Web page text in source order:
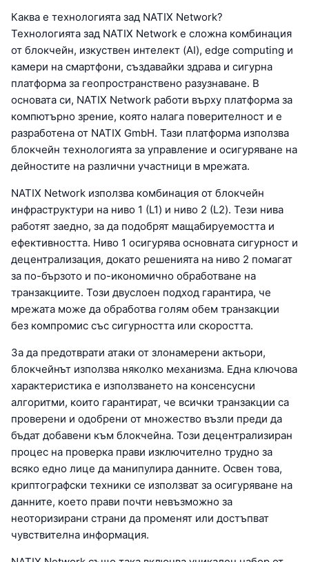
Каква е технологията зад NATIX Network?
Технологията зад NATIX Network е сложна комбинация
от блокчейн, изкуствен интелект (AI), edge computing и
камери на смартфони, създавайки здрава и сигурна
платформа за геопространствено разузнаване. В
основата си, NATIX Network работи върху платформа за
компютърно зрение, която налага поверителност и е
разработена от NATIX GmbH. Тази платформа използва
блокчейн технологията за управление и осигуряване на
дейностите на различни участници в мрежата.
NATIX Network използва комбинация от блокчейн
инфраструктури на ниво 1 (L1) и ниво 2 (L2). Тези нива
работят заедно, за да подобрят мащабируемостта и
ефективността. Ниво 1 осигурява основната сигурност и
децентрализация, докато решенията на ниво 2 помагат
за по-бързото и по-икономично обработване на
транзакциите. Този двуслоен подход гарантира, че
мрежата може да обработва голям обем транзакции
без компромис със сигурността или скоростта.
За да предотврати атаки от злонамерени актьори,
блокчейнът използва няколко механизма. Една ключова
характеристика е използването на консенсусни
алгоритми, които гарантират, че всички транзакции са
проверени и одобрени от множество възли преди да
бъдат добавени към блокчейна. Този децентрализиран
процес на проверка прави изключително трудно за
всяко едно лице да манипулира данните. Освен това,
криптографски техники се използват за осигуряване на
данните, което прави почти невъзможно за
неоторизирани страни да променят или достъпват
чувствителна информация.